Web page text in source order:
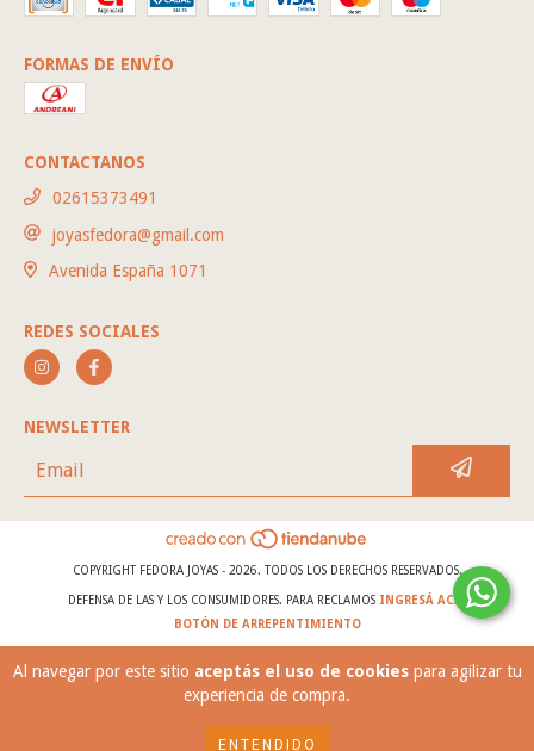
Al navegar por este sitio aceptás el uso de cookiespara agilizar tu
experiencia de compra.
ENTENDIDO
FORMAS DE ENVÍO
CONTACTANOS
02615373491
joyasfedora@gmail.com
Avenida España 1071
REDES SOCIALES
NEWSLETTER
COPYRIGHT FEDORA JOYAS - 2026. TODOS LOS DERECHOS RESERVADOS.
DEFENSA DE LAS Y LOS CONSUMIDORES. PARA RECLAMOS INGRESÁ ACÁ.
BOTÓN DE ARREPENTIMIENTO